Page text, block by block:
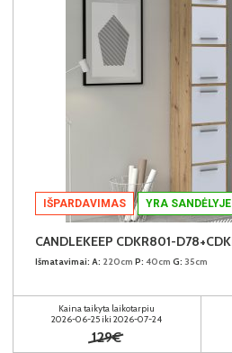
IŠPARDAVIMAS YRA SANDĖLYJE
Išmatavimai: A: 220cm P: 40cm G: 35cm
Kaina taikyta laikotarpiu
2026-06-25 iki 2026-07-24
129€